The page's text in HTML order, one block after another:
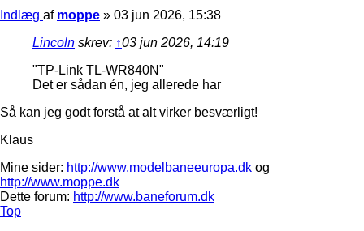
Indlæg af moppe » 03 jun 2026, 15:38
Lincoln skrev: ↑03 jun 2026, 14:19
"TP-Link TL-WR840N"
Det er sådan én, jeg allerede har
Så kan jeg godt forstå at alt virker besværligt!
Klaus
Mine sider: http://www.modelbaneeuropa.dk og
http://www.moppe.dk
Dette forum: http://www.baneforum.dk
Top